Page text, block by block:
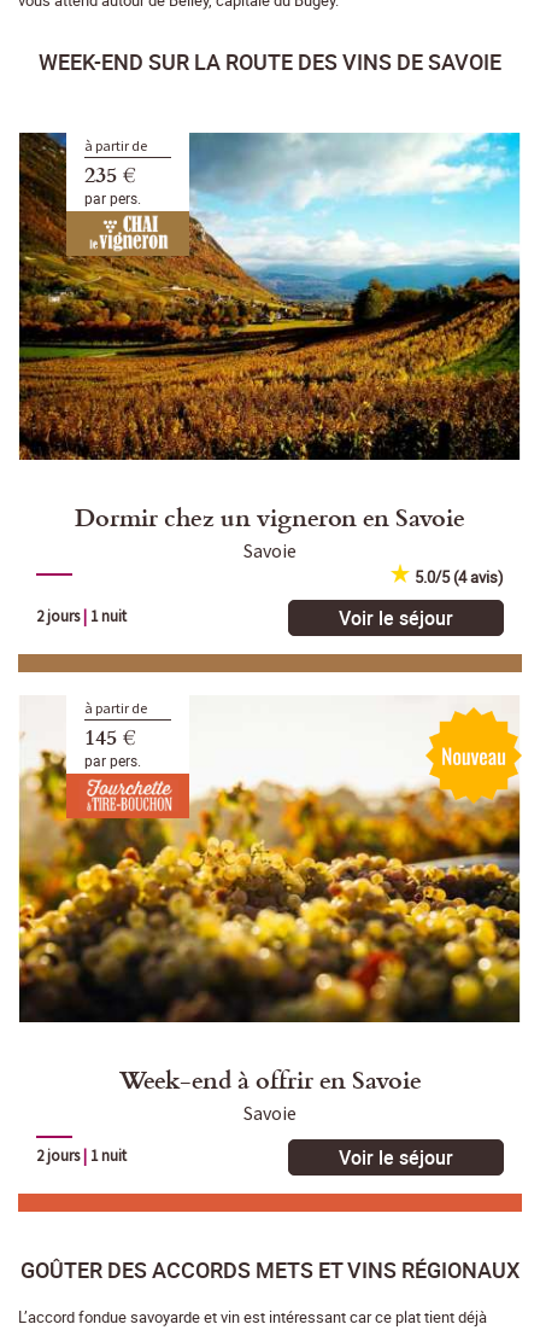
WEEK-END SUR LA ROUTE DES VINS DE SAVOIE
à partir de
235 €
par pers.
Dormir chez un vigneron en Savoie
Savoie
5.0/5 (4 avis)
2 jours| 1 nuit Voir le séjour
à partir de
145 €
par pers.
Week-end à offrir en Savoie
Savoie
2 jours| 1 nuit Voir le séjour
GOÛTER DES ACCORDS METS ET VINS RÉGIONAUX
L’accord fondue savoyarde et vin est intéressant car ce plat tient déjà